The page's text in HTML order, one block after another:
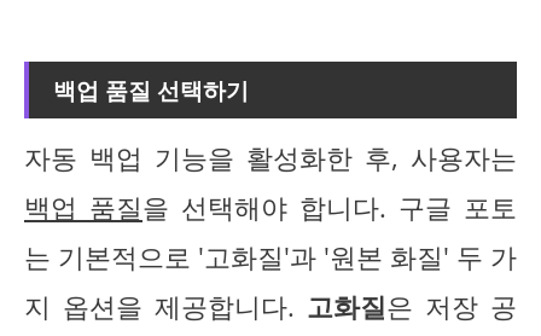
백업 품질 선택하기
자동 백업 기능을 활성화한 후, 사용자는
백업 품질을 선택해야 합니다. 구글 포토
는 기본적으로 '고화질'과 '원본 화질' 두 가
지 옵션을 제공합니다. 고화질은 저장 공